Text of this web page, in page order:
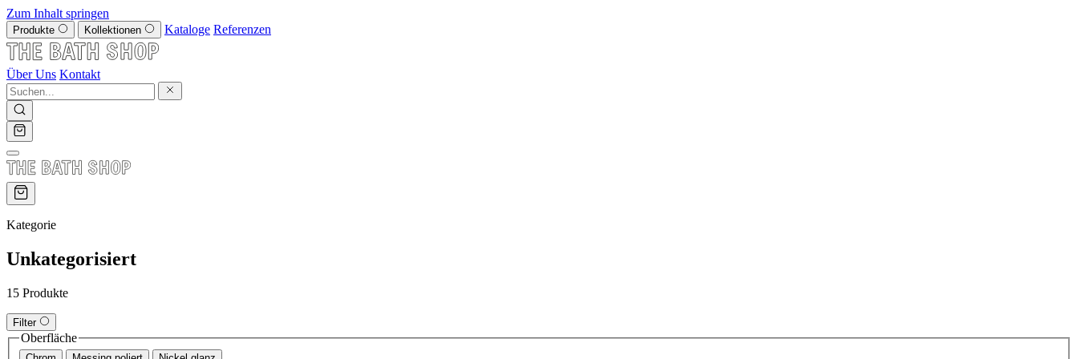
Zum Inhalt springen
Produkte Kollektionen Kataloge Referenzen
Über Uns Kontakt
Kategorie
Unkategorisiert
15 Produkte
Filter
Oberfläche